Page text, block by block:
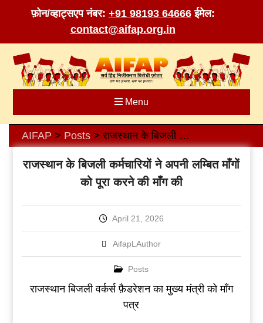
फ़ोन/व्हाट्सएप नंबर: +91 98193 64666 ईमेल:
contact@aifap.org.in
content
Menu
AIFAP > Posts> राजस्थान के बिजली कर्मचारियों ने अपनी लम्बित माँगों को पूरा करने की माँग की
राजस्थान के बिजली कर्मचारियों ने अपनी लम्बित माँगों
को पूरा करने की माँग की
April 21, 2026
AifapLAuthor
Posts
राजस्थान बिजली वर्कर्स फ़ैडरेशन का मुख्य मंत्री को माँग
पत्र